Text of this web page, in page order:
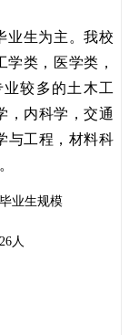
业生为主。我校
学类，医学类，
较多的土木工
，内科学，交通
与工程，材料科
业生规模
人